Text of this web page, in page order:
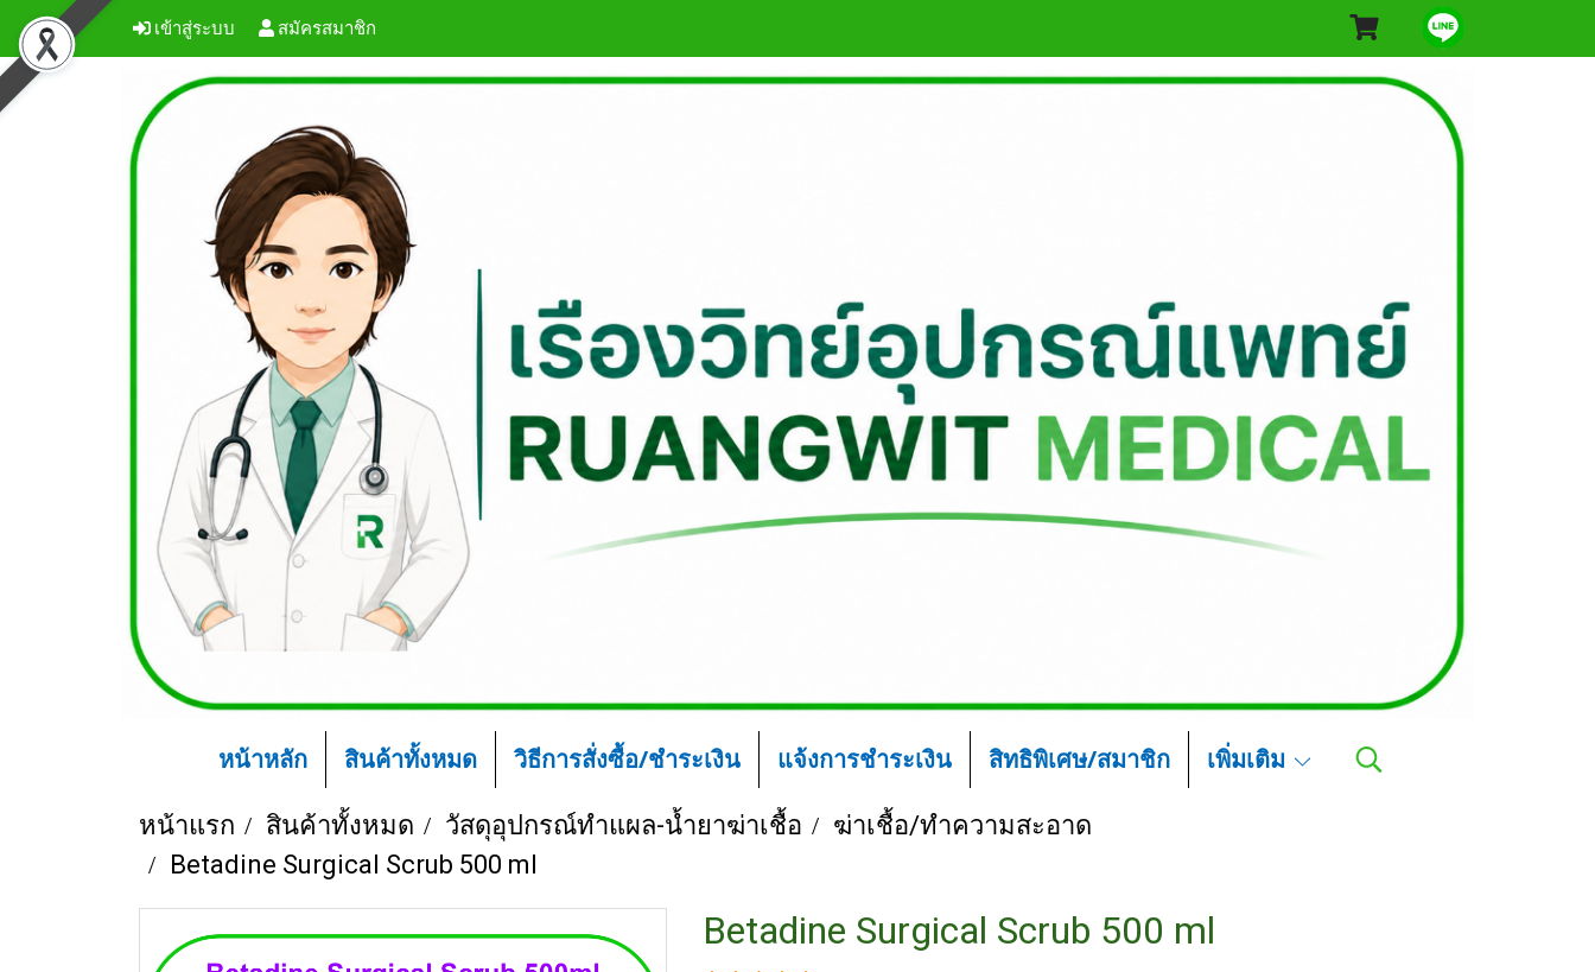
เข้าสู่ระบบ สมัครสมาชิก
หน้าหลัก สินค้าทั้งหมด วิธีการสั่งซื้อ/ชำระเงิน แจ้งการชำระเงิน สิทธิพิเศษ/สมาชิก เพิ่มเติม
หน้าแรก สินค้าทั้งหมด วัสดุอุปกรณ์ทำแผล-น้ำยาฆ่าเชื้อ
ฆ่าเชื้อ/ทำความสะอาด
Betadine Surgical Scrub 500 ml
Betadine Surgical Scrub 500 ml